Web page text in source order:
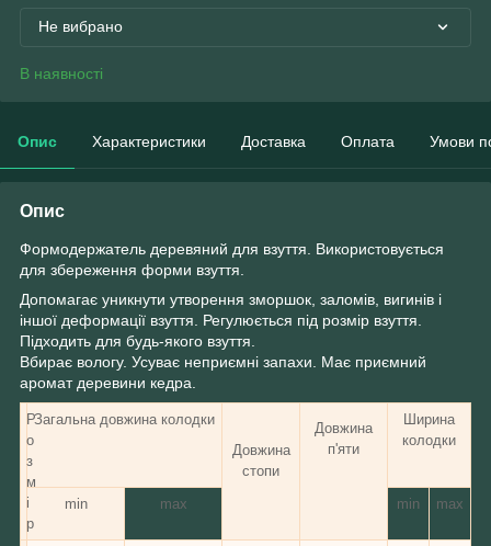
Не вибрано
В наявності
Опис Характеристики Доставка Оплата Умови
Опис
Формодержатель деревяний для взуття. Використовується
для збереження форми взуття.
Допомагає уникнути утворення зморшок, заломів, вигинів і
іншої деформації взуття. Регулюється під розмір взуття.
Підходить для будь-якого взуття.
Вбирає вологу. Усуває неприємні запахи. Має приємний
аромат деревини кедра.
Р
о
з
м
і
р
Загальна довжина колодки
Довжина
стопи
Довжина
п'яти
Ширина
колодки
min max min max